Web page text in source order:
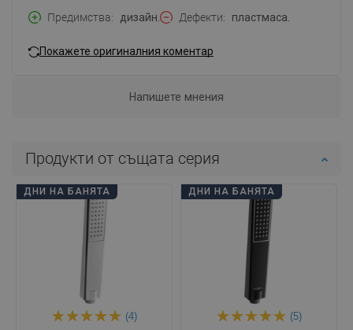
Предимства
дизайн. Дефекти пластмаса.
Покажете оригиналния коментар
Напишете мнения
Продукти от същата серия
ДНИ НА БАНЯТА
(4)
ДНИ НА БАНЯТА
(5)